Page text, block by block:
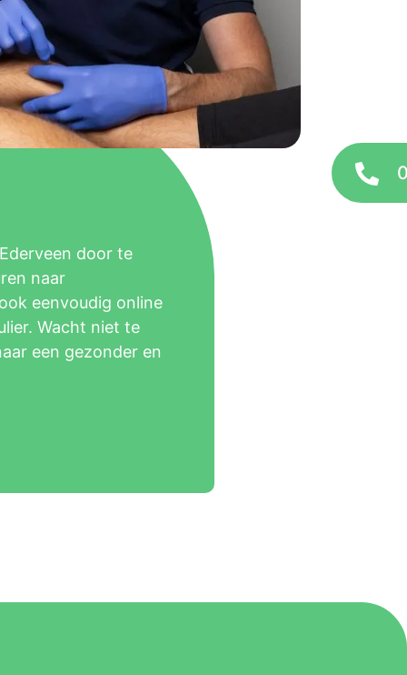
door te
naar
eenvoudig online
Wacht niet te
een gezonder en